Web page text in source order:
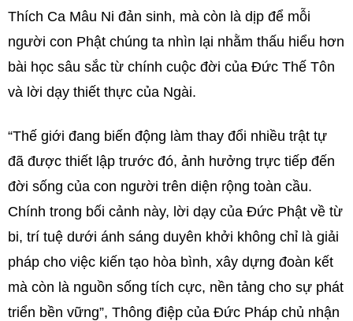
Thích Ca Mâu Ni đản sinh, mà còn là dịp để mỗi
người con Phật chúng ta nhìn lại nhằm thấu hiểu hơn
bài học sâu sắc từ chính cuộc đời của Đức Thế Tôn
và lời dạy thiết thực của Ngài.
“Thế giới đang biến động làm thay đổi nhiều trật tự
đã được thiết lập trước đó, ảnh hưởng trực tiếp đến
đời sống của con người trên diện rộng toàn cầu.
Chính trong bối cảnh này, lời dạy của Đức Phật về từ
bi, trí tuệ dưới ánh sáng duyên khởi không chỉ là giải
pháp cho việc kiến tạo hòa bình, xây dựng đoàn kết
mà còn là nguồn sống tích cực, nền tảng cho sự phát
triển bền vững”, Thông điệp của Đức Pháp chủ nhận